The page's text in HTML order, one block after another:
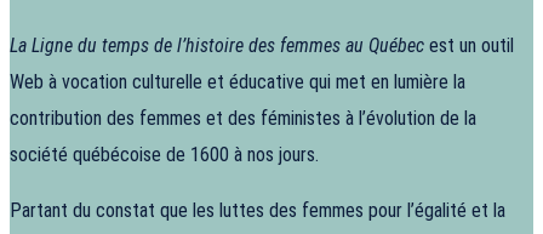
La Ligne du temps de l’histoire des femmes au Québec est un outil
Web à vocation culturelle et éducative qui met en lumière la
contribution des femmes et des féministes à l’évolution de la
société québécoise de 1600 à nos jours.
Partant du constat que les luttes des femmes pour l’égalité et la